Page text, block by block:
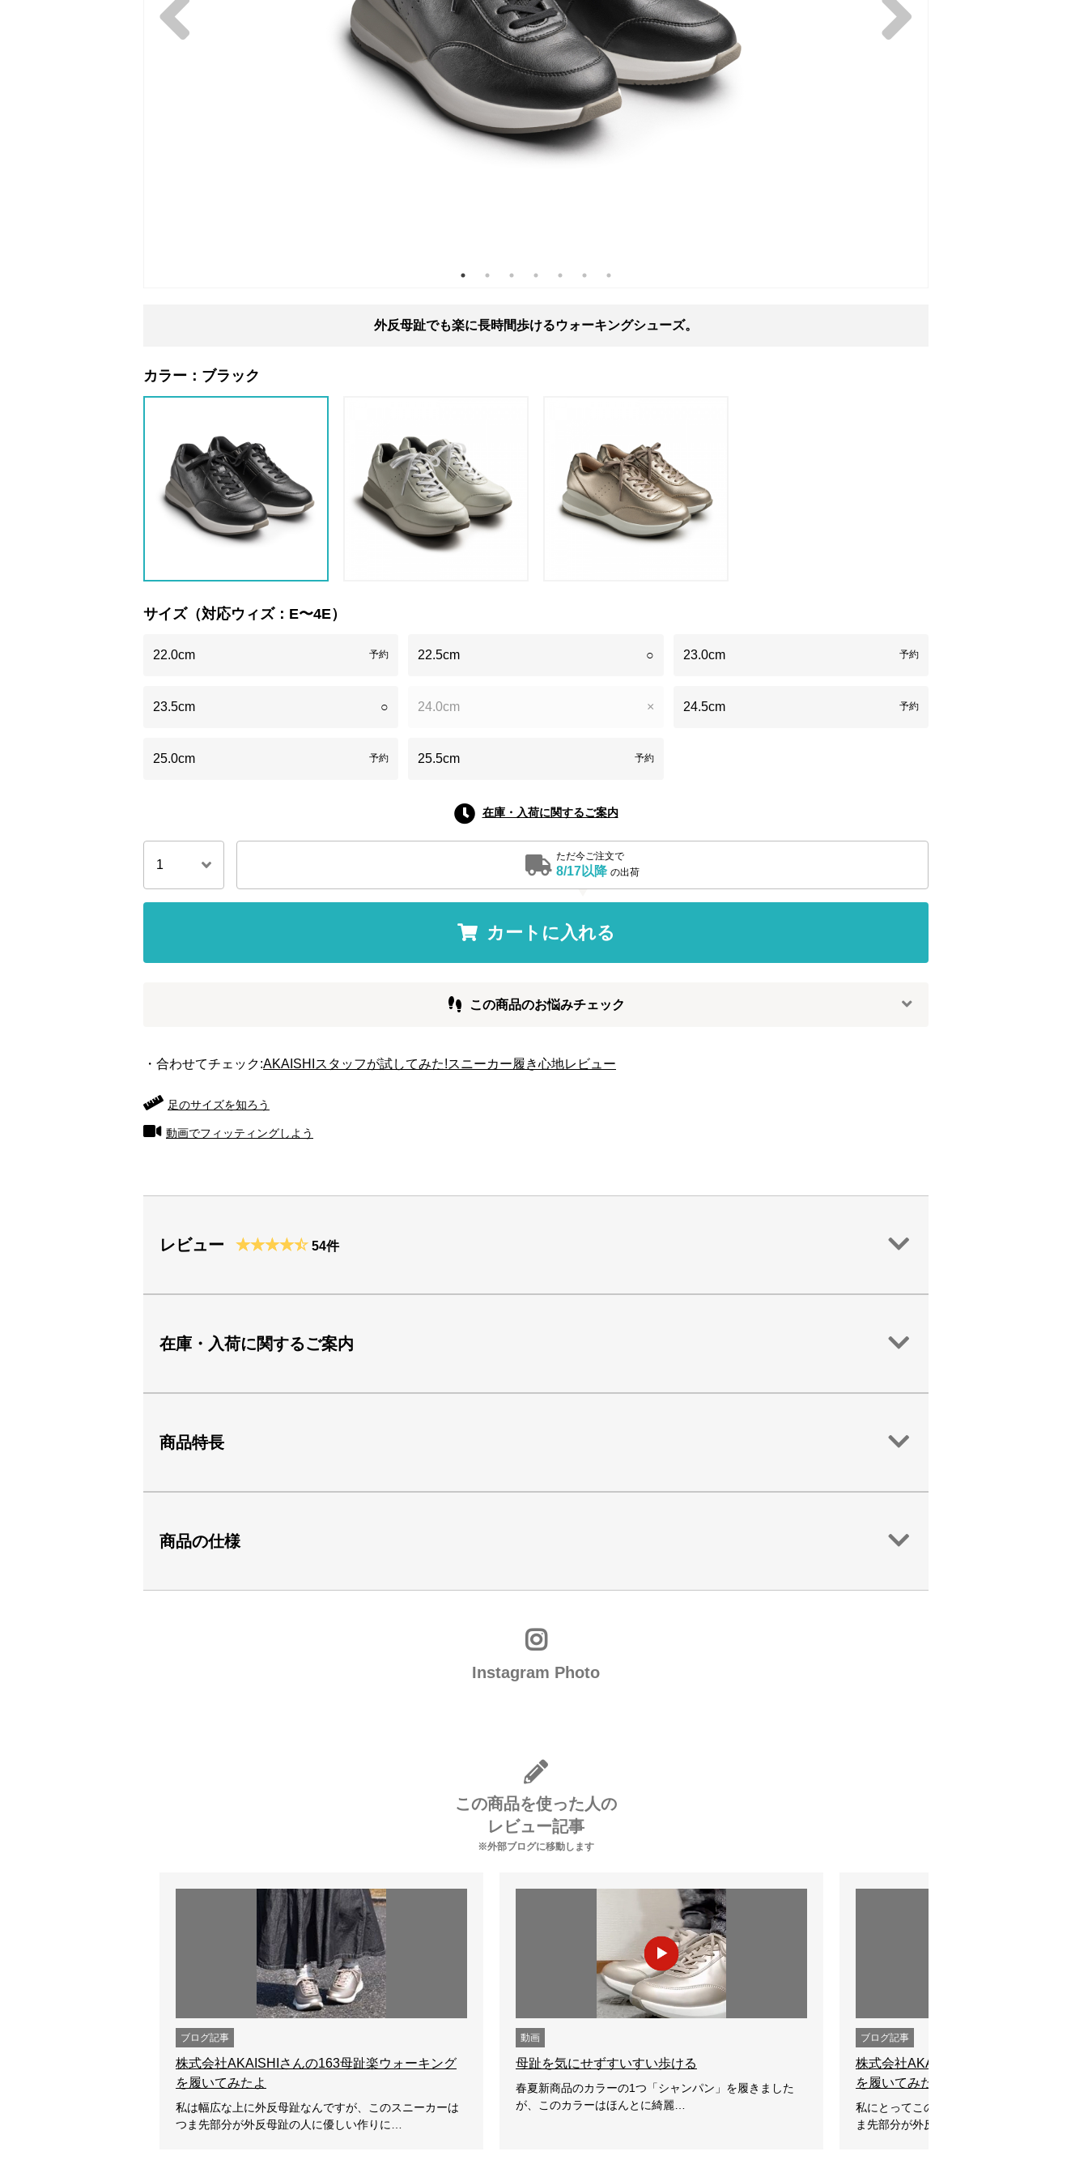
外反母趾でも楽に長時間歩けるウォーキングシューズ。
カラー： ブラック
サイズ（対応ウィズ：E〜4E）
22.0cm 予約 22.5cm ○ 23.0cm 予約
23.5cm ○ 24.0cm × 24.5cm 予約
25.0cm 予約 25.5cm 予約
在庫・入荷に関するご案内
ただ今ご注文で
8/17以降 の出荷
カートに入れる
この商品のお悩みチェック
・合わせてチェック:AKAISHIスタッフが試してみた!スニーカー履き心地レビュー
足のサイズを知ろう
動画でフィッティングしよう
レビュー 54件
在庫・入荷に関するご案内
商品特長
商品の仕様
Instagram Photo
この商品を使った人の
レビュー記事
※外部ブログに移動します
ブログ記事
株式会社AKAISHIさんの163母趾楽ウォーキング
を履いてみたよ
私は幅広な上に外反母趾なんですが、このスニーカーは
つま先部分が外反母趾の人に優しい作りに…
動画
母趾を気にせずすいすい歩ける
春夏新商品のカラーの1つ「シャンパン」を履きました
が、このカラーはほんとに綺麗…
ブログ記事
株式会社AKAISHIさんの163母趾楽ウォ
を履いてみたよ
私にとってこのスニーカーの一番嬉しいポイ
ま先部分が外反母趾さんに嬉しいつくりに…